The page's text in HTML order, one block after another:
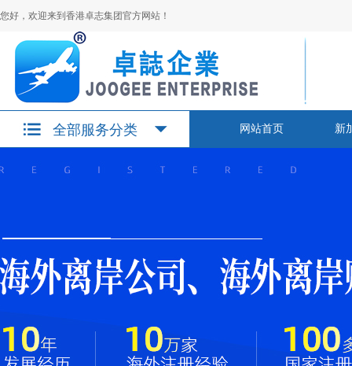
您好，欢迎来到香港卓志集团官方网站！
全部服务分类 网站首页 新